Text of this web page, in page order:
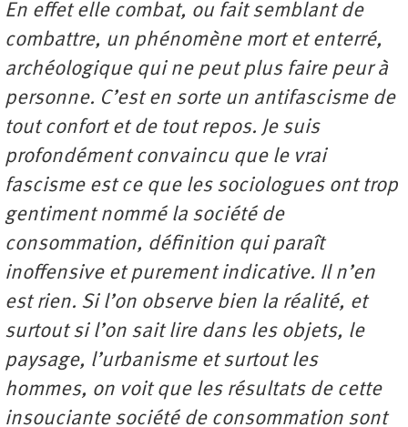
En effet elle combat, ou fait semblant de
combattre, un phénomène mort et enterré,
archéologique qui ne peut plus faire peur à
personne. C’est en sorte un antifascisme de
tout confort et de tout repos. Je suis
profondément convaincu que le vrai
fascisme est ce que les sociologues ont trop
gentiment nommé la société de
consommation, définition qui paraît
inoffensive et purement indicative. Il n’en
est rien. Si l’on observe bien la réalité, et
surtout si l’on sait lire dans les objets, le
paysage, l’urbanisme et surtout les
hommes, on voit que les résultats de cette
insouciante société de consommation sont